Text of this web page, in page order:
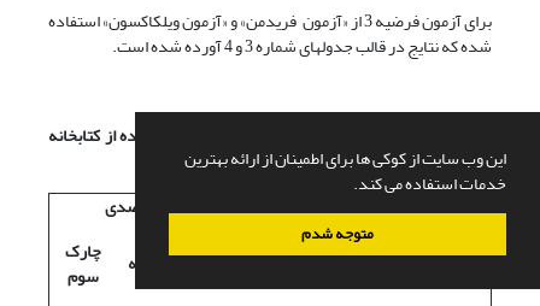
این وب سایت از کوکی ها برای اطمینان از ارائه بهترین
خدمات استفاده می کند.
متوجه شدم
برای آزمون فرضیه 3 از «آزمون فریدمن» و «آزمون ویلکاکسون» استفاده
شده که نتایج در قالب جدولهای شماره 3 و 4 آورده شده است.
جدول 3. نقاط درصدی پاسخ دانشجویان به میزان استفاده از کتابخانه
براساس شیوه‌های آموزشی
شیوه‌های
آموزشی
میانگین
رتبه‌ها
نقاط درصدی
چارک اول
میانه چارک
سوم